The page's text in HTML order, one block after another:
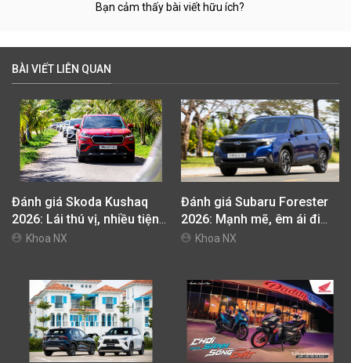
Bạn cảm thấy bài viết hữu ích?
BÀI VIẾT LIÊN QUAN
Đánh giá Skoda Kushaq
2026: Lái thú vị, nhiều tiện
nghi, giá cạnh tranh
Khoa NX
Đánh giá Subaru Forester
2026: Mạnh mẽ, êm ái đi
cùng hệ thống ADAS hoàn
Khoa NX